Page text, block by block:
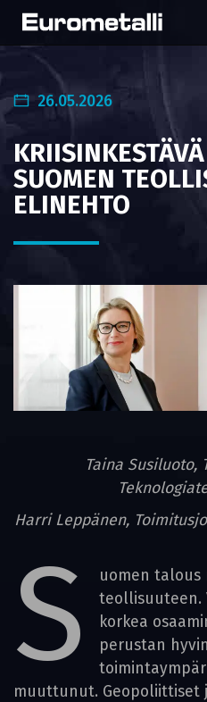
26.05.2026
SUOMEN
ELINEHTO
Taina Susiluoto,
Harri Leppänen,
S
uomen talous
teollisuuteen.
korkea
perustan
muuttunut. Geopoliittiset